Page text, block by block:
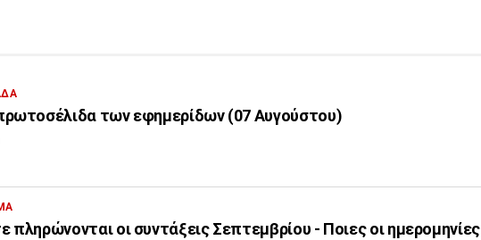
των εφημερίδων (07 Αυγούστου)
πληρώνονται οι συντάξεις Σεπτεμβρίου - Ποιες οι ημερομηνίες